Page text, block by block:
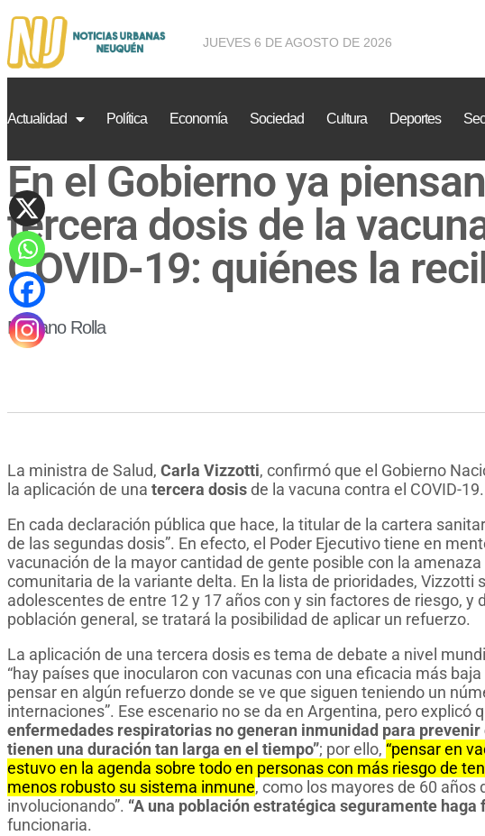
JUEVES 6 DE AGOSTO DE 2026
Actualidad Política Economía Sociedad Cultura Deportes
En el Gobierno ya
tercera dosis de la
COVID-19: quiénes la
Mariano Rolla
La ministra de Salud, Carla Vizzotti, confirmó que el Gobierno
la aplicación de una tercera dosisde la vacuna contra el COVID-19.
En cada declaración pública que hace, la titular de la cartera
de las segundas dosis”. En efecto, el Poder Ejecutivo tiene en
vacunación de la mayor cantidad de gente posible con la
comunitaria de la variante delta. En la lista de prioridades, Vizzotti
adolescentes de entre 12 y 17 años con y sin factores de riesgo, y
población general, se tratará la posibilidad de aplicar un refuerzo.
La aplicación de una tercera dosis es tema de debate a nivel
“hay países que inocularon con vacunas con una eficacia más
pensar en algún refuerzo donde se ve que siguen teniendo un
internaciones”. Ese escenario no se da en Argentina, pero explicó
enfermedades respiratorias no generan inmunidad para prevenir
tienen una duración tan larga en el tiempo”; por ello, “pensar en
estuvo en la agenda sobre todo en personas con más riesgo de
menos robusto su sistema inmune, como los mayores de 60
involucionando”. “A una población estratégica seguramente haga
funcionaria.